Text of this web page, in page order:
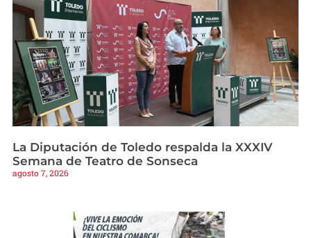
La Diputación de Toledo respalda la XXXIV
Semana de Teatro de Sonseca
agosto 7, 2026